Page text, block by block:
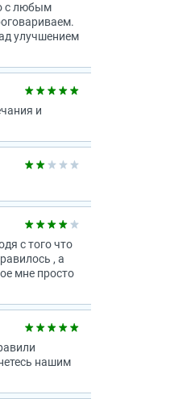
с любым
улучшением
и
с того что
, а
мне просто
нашим